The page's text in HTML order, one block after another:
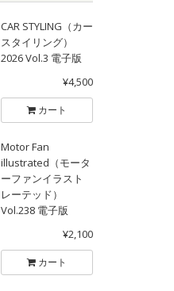
CAR STYLING（カー
スタイリング）
2026 Vol.3 電子版
¥4,500
カート
Motor Fan
illustrated（モータ
ーファンイラスト
レーテッド）
Vol.238 電子版
¥2,100
カート